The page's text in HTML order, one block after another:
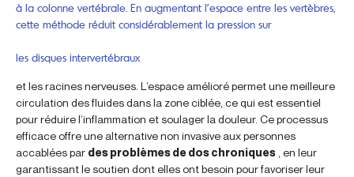
à la colonne vertébrale. En augmentant l’espace entre les vertèbres,
cette méthode réduit considérablement la pression sur
les disques intervertébraux
et les racines nerveuses. L’espace amélioré permet une meilleure
circulation des fluides dans la zone ciblée, ce qui est essentiel
pour réduire l’inflammation et soulager la douleur. Ce processus
efficace offre une alternative non invasive aux personnes
accablées par des problèmes de dos chroniques , en leur
garantissant le soutien dont elles ont besoin pour favoriser leur